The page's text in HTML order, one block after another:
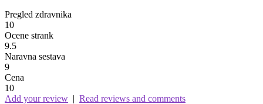
Pregled zdravnika
10
Ocene strank
9.5
Naravna sestava
9
Cena
10
Add your review | Read reviews and comments